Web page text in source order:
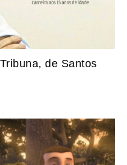
de Santos